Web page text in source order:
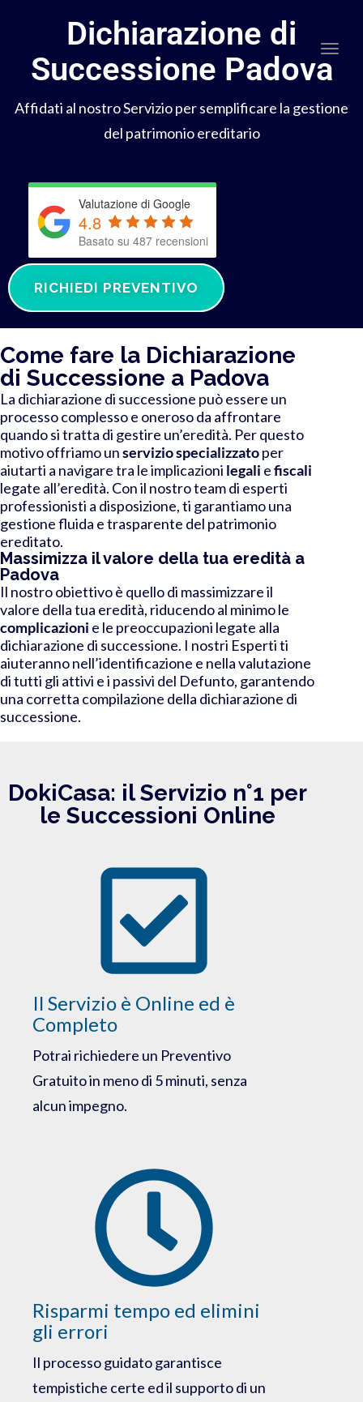
Dichiarazione di
Successione Padova
Affidati al nostro Servizio per semplificare la gestione
del patrimonio ereditario
Valutazione di Google
4.8
Basato su 487 recensioni
RICHIEDI PREVENTIVO
Come fare la Dichiarazione
di Successione a Padova
La dichiarazione di successione può essere un
processo complesso e oneroso da affrontare
quando si tratta di gestire un’eredità. Per questo
motivo offriamo unservizio specializzatoper
aiutarti a navigare tra le implicazioni legali efiscali
legate all’eredità. Con il nostro team di esperti
professionisti a disposizione, ti garantiamo una
gestione fluida e trasparente del patrimonio
ereditato.
Massimizza il valore della tua eredità a
Padova
Il nostro obiettivo è quello di massimizzare il
valore della tua eredità, riducendo al minimo le
complicazioni e le preoccupazioni legate alla
dichiarazione di successione. I nostri Esperti ti
aiuteranno nell’identificazione e nella valutazione
di tutti gli attivi e i passivi del Defunto, garantendo
una corretta compilazione della dichiarazione di
successione.
DokiCasa: il Servizio n°1 per
le Successioni Online
Il Servizio è Online ed è
Completo
Potrai richiedere un Preventivo
Gratuito in meno di 5 minuti, senza
alcun impegno.
Risparmi tempo ed elimini
gli errori
Il processo guidato garantisce
tempistiche certe ed il supporto di un